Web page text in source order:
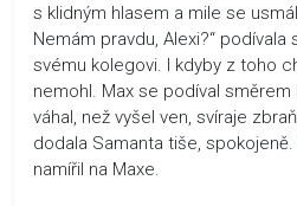
s klidným hlasem a mile se
Nemám pravdu, Alexi?“
svému kolegovi. I kdyby z toho
nemohl. Max se podíval směrem
váhal, než vyšel ven, svíraje
dodala Samanta tiše, spokojeně.
namířil na Maxe.